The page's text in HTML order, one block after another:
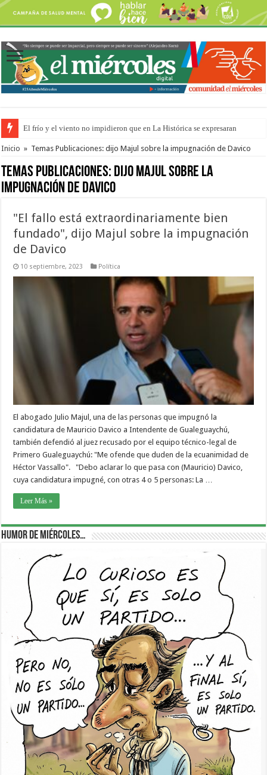
El frío y el viento no impidieron que en La Histórica se expresaran
OSER: Frigerio aseguró que mejoraron el servicio, redujeron el déficit en
Inicio » Temas Publicaciones: dijo Majul sobre la impugnación de Davico
Temas Publicaciones: dijo Majul sobre la
impugnación de Davico
"El fallo está extraordinariamente bien
fundado", dijo Majul sobre la impugnación
de Davico
10 septiembre, 2023 Política
El abogado Julio Majul, una de las personas que impugnó la
candidatura de Mauricio Davico a Intendente de Gualeguaychú,
también defendió al juez recusado por el equipo técnico-legal de
Primero Gualeguaychú: "Me ofende que duden de la ecuanimidad de
Héctor Vassallo". "Debo aclarar lo que pasa con (Mauricio) Davico,
cuya candidatura impugné, con otras 4 o 5 personas: La …
Leer Más »
Humor de Miércoles…